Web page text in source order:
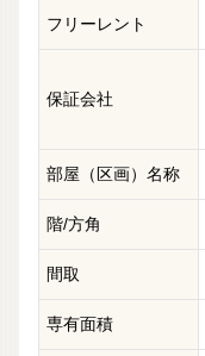
フリーレント
保証会社
部屋（区画）名称
階/方角
間取
専有面積